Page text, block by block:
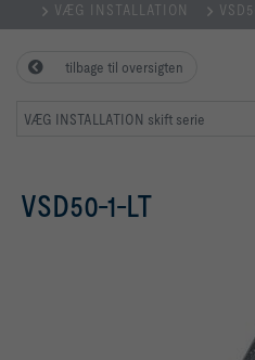
VÆG INSTALLATION
tilbage til oversigten
VÆG INSTALLATION skift serie
VSD50-1-LT